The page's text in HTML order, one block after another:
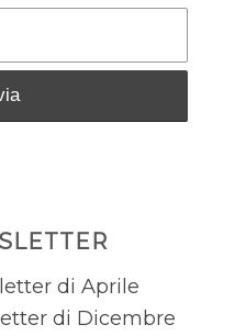
di Aprile
di Dicembre